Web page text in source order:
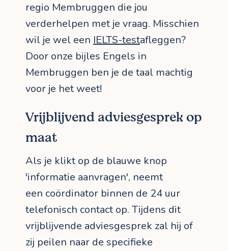
regio Membruggen die jou
verderhelpen met je vraag. Misschien
wil je wel een IELTS-testafleggen?
Door onze bijles Engels in
Membruggen ben je de taal machtig
voor je het weet!
Vrijblijvend adviesgesprek op
maat
Als je klikt op de blauwe knop
'informatie aanvragen', neemt
een coördinator binnen de 24 uur
telefonisch contact op. Tijdens dit
vrijblijvende adviesgesprek zal hij of
zij peilen naar de specifieke